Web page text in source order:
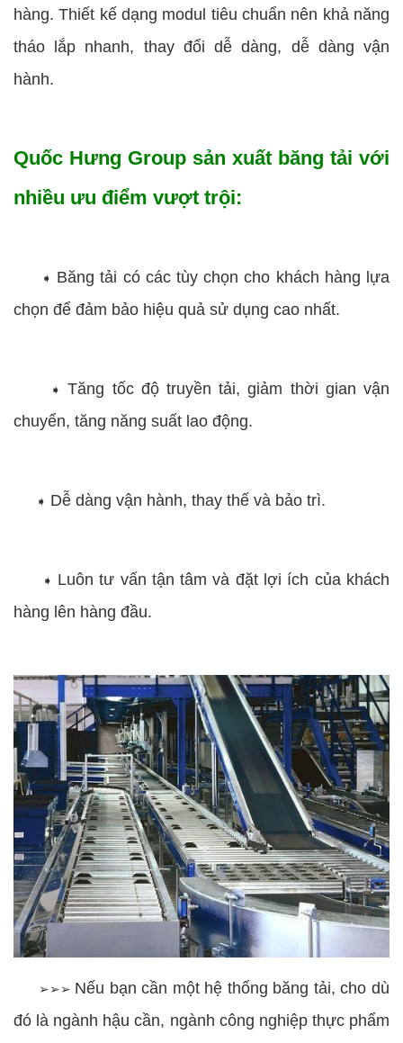
hàng. Thiết kế dạng modul tiêu chuẩn nên khả năng
tháo lắp nhanh, thay đổi dễ dàng, dễ dàng vận
hành.
Quốc Hưng Group sản xuất băng tải với
nhiều ưu điểm vượt trội:
➧ Băng tải có các tùy chọn cho khách hàng lựa
chọn để đảm bảo hiệu quả sử dụng cao nhất.
➧Tăng tốc độ truyền tải, giảm thời gian vận
chuyển, tăng năng suất lao động.
➧ Dễ dàng vận hành, thay thế và bảo trì.
➧ Luôn tư vấn tận tâm và đặt lợi ích của khách
hàng lên hàng đầu.
➢➢➢ Nếu bạn cần một hệ thống băng tải, cho dù
đó là ngành hậu cần, ngành công nghiệp thực phẩm